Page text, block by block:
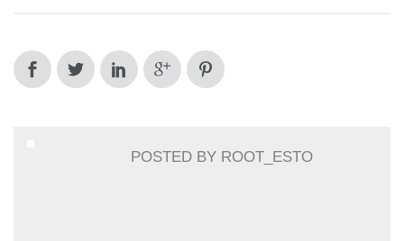
POSTED BY ROOT_ESTO